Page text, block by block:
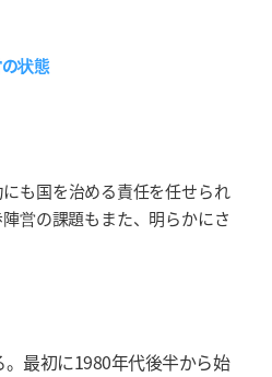
状態
も国を治める責任を任せられ
営の課題もまた、明らかにさ
最初に1980年代後半から始